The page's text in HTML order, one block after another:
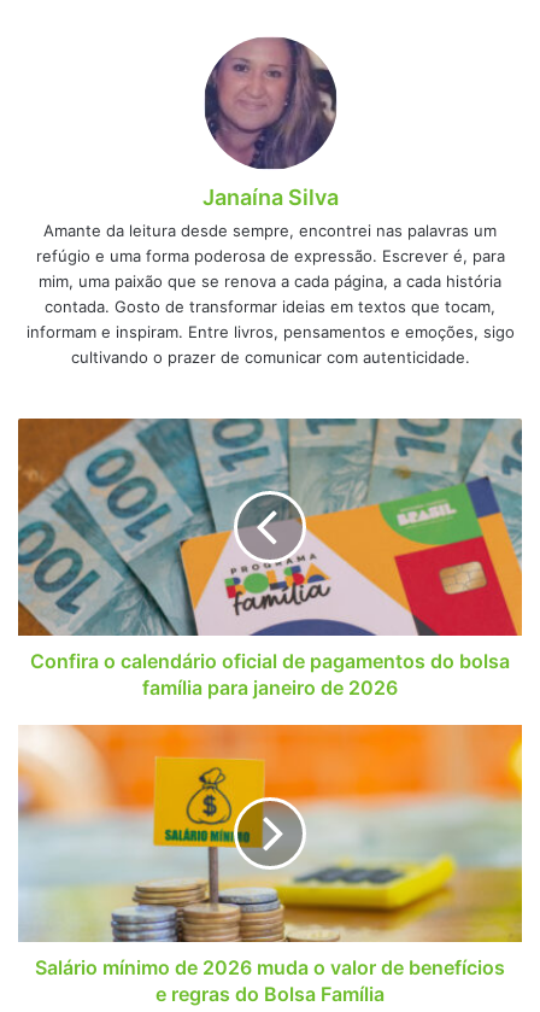
Janaína Silva
Amante da leitura desde sempre, encontrei nas palavras um
refúgio e uma forma poderosa de expressão. Escrever é, para
mim, uma paixão que se renova a cada página, a cada história
contada. Gosto de transformar ideias em textos que tocam,
informam e inspiram. Entre livros, pensamentos e emoções, sigo
cultivando o prazer de comunicar com autenticidade.
calendário
oficial
de
pagamentos
do
bolsa
família
para
Confira o calendário oficial de pagamentos do bolsa
família para janeiro de 2026
mínimo
de
2026
benefícios
Salário mínimo de 2026 muda o valor de benefícios
e regras do Bolsa Família